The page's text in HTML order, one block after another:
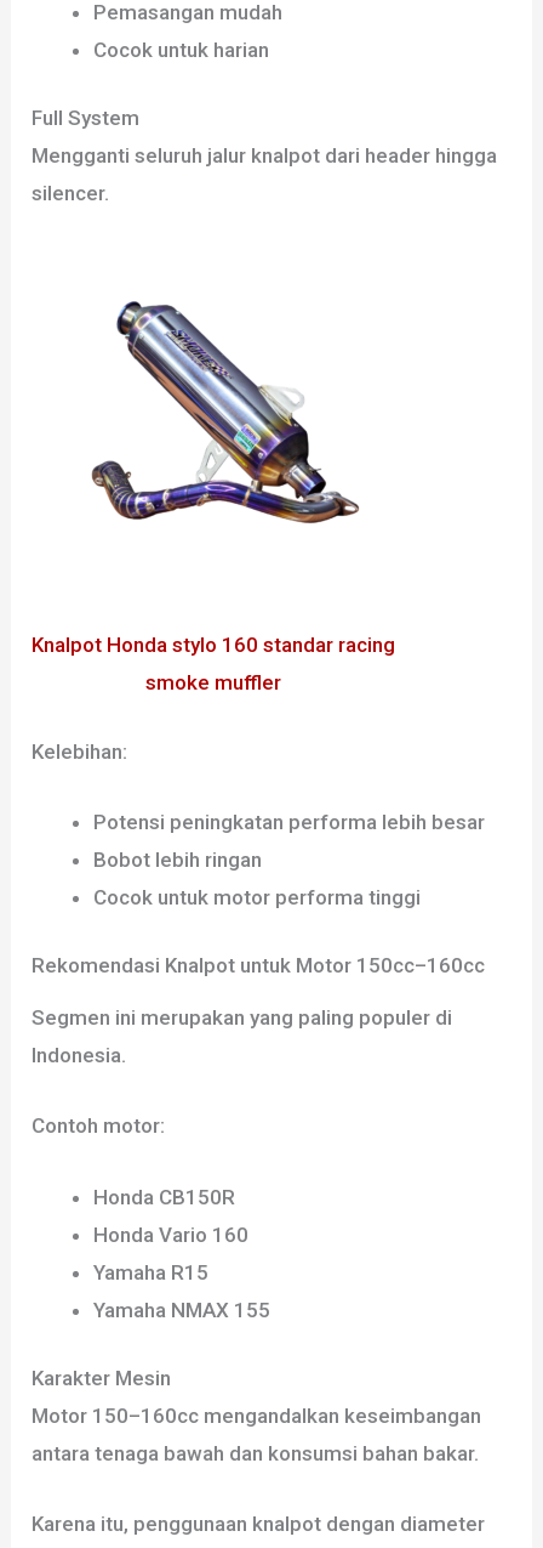
Pemasangan mudah
Cocok untuk harian
Full System
Mengganti seluruh jalur knalpot dari header hingga
silencer.
Knalpot Honda stylo 160 standar racing
smoke muffler
Kelebihan:
Potensi peningkatan performa lebih besar
Bobot lebih ringan
Cocok untuk motor performa tinggi
Rekomendasi Knalpot untuk Motor 150cc–160cc
Segmen ini merupakan yang paling populer di
Indonesia.
Contoh motor:
Honda CB150R
Honda Vario 160
Yamaha R15
Yamaha NMAX 155
Karakter Mesin
Motor 150–160cc mengandalkan keseimbangan
antara tenaga bawah dan konsumsi bahan bakar.
Karena itu, penggunaan knalpot dengan diameter